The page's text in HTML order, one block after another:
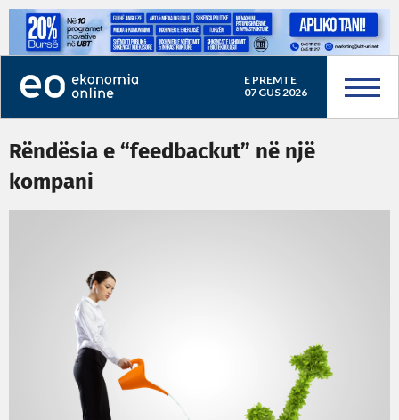
E PREMTE
07 GUS 2026
Rëndësia e “feedbackut” në një
kompani